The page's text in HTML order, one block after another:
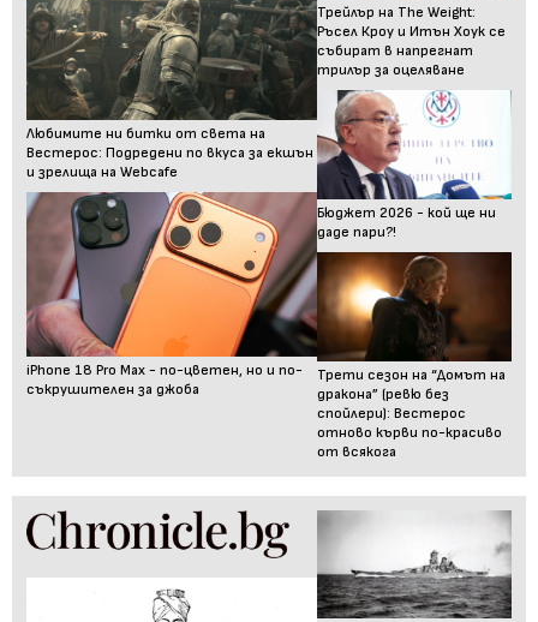
Любимите ни битки от света на
Вестерос: Подредени по вкуса за екшън
и зрелища на Webcafe
iPhone 18 Pro Max - по-цветен, но и по-
съкрушителен за джоба
Трейлър на The Weight:
Ръсел Кроу и Итън Хоук се
събират в напрегнат
трилър за оцеляване
Бюджет 2026 - кой ще ни
даде пари?!
Трети сезон на “Домът на
дракона” (ревю без
спойлери): Вестерос
отново кърви по-красиво
от всякога